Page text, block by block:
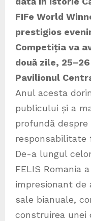
FIFe World
prestigios
Competiția va
două zile,
Pavilionul
Anul acesta
publicului și a
profundă
responsabilitate
De-a lungul
FELIS Romania
impresionant
sale bianuale,
construirea unei